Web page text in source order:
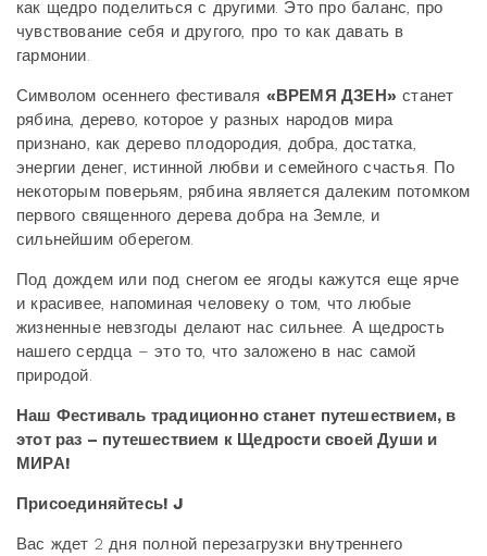
как щедро поделиться с другими. Это про баланс, про
чувствование себя и другого, про то как давать в
гармонии.
Символом осеннего фестиваля «ВРЕМЯ ДЗЕН» станет
рябина, дерево, которое у разных народов мира
признано, как дерево плодородия, добра, достатка,
энергии денег, истинной любви и семейного счастья. По
некоторым поверьям, рябина является далеким потомком
первого священного дерева добра на Земле, и
сильнейшим оберегом.
Под дождем или под снегом ее ягоды кажутся еще ярче
и красивее, напоминая человеку о том, что любые
жизненные невзгоды делают нас сильнее. А щедрость
нашего сердца – это то, что заложено в нас самой
природой.
Наш Фестиваль традиционно станет путешествием, в
этот раз – путешествием к Щедрости своей Души и
МИРА!
Присоединяйтесь! J
Вас ждет 2 дня полной перезагрузки внутреннего